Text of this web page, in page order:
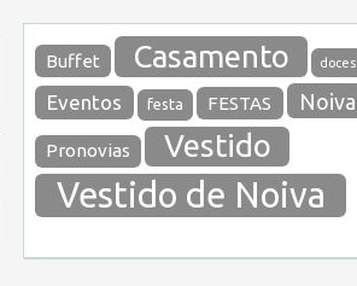
Buffet Casamento doces
Eventos festa FESTAS Noiva
Pronovias Vestido
Vestido de Noiva